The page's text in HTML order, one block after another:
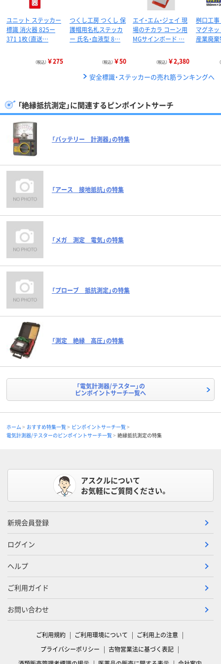
ユニット ステッカー
標識 消火器 825ー
371 1枚（直送…
（税込） ￥275
つくし工房 つくし 保
護帽用名札ステッカ
ー 氏名・血液型 8…
（税込） ￥50
エイ・エム・ジェイ 現
場のチカラ コーン用
MGサインボード …
（税込） ￥2,380
桝口工事
マグネ
産業廃
安全標識・ステッカーの売れ筋ランキングへ
「絶縁抵抗測定」に関連するピンポイントサーチ
「バッテリー 計測器」の特集
「アース 接地抵抗」の特集
「メガ 測定 電気」の特集
「プローブ 抵抗測定」の特集
「測定 絶縁 高圧」の特集
「電気計測器/テスター」の
ピンポイントサーチ一覧へ
ホーム おすすめ特集一覧
ピンポイントサーチ一覧
電気計測器/テスターのピンポイントサーチ一覧
絶縁抵抗測定の特集
アスクルについて
お気軽にご質問ください。
新規会員登録
ログイン
ヘルプ
ご利用ガイド
お問い合わせ
ご利用規約 ご利用環境について
ご利用上の注意
プライバシーポリシー
古物営業法に基づく表記